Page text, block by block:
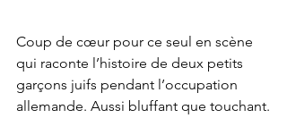
Coup de cœur pour ce seul en scène
qui raconte l’histoire de deux petits
garçons juifs pendant l’occupation
allemande. Aussi bluffant que touchant.